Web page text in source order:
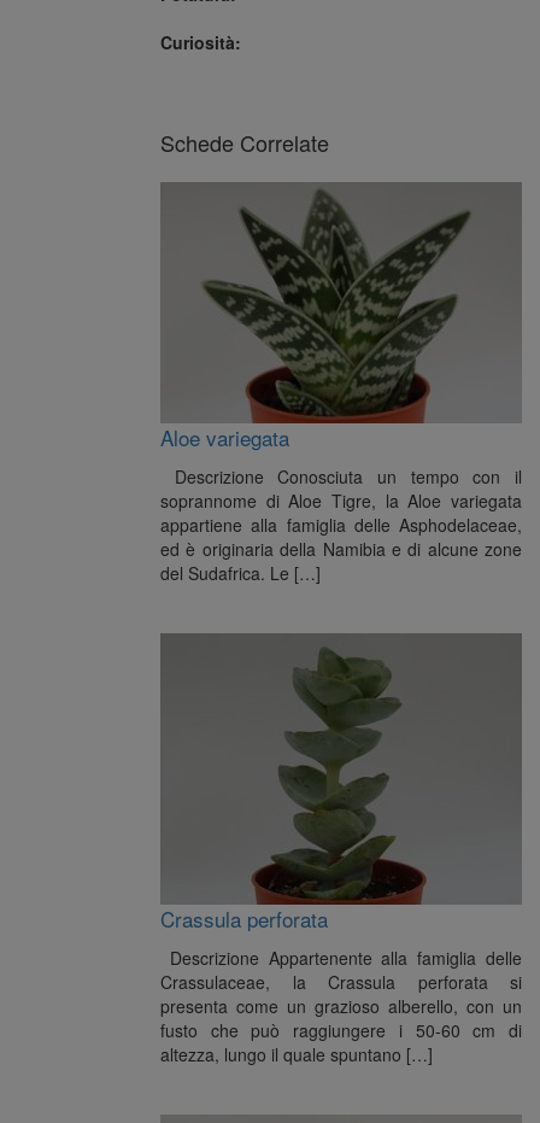
Curiosità:
Schede Correlate
Aloe variegata
Descrizione Conosciuta un tempo con il
soprannome di Aloe Tigre, la Aloe variegata
appartiene alla famiglia delle Asphodelaceae,
ed è originaria della Namibia e di alcune zone
del Sudafrica. Le […]
Crassula perforata
Descrizione Appartenente alla famiglia delle
Crassulaceae, la Crassula perforata si
presenta come un grazioso alberello, con un
fusto che può raggiungere i 50-60 cm di
altezza, lungo il quale spuntano […]